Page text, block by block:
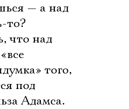
— а над
то?
что над
того,
под
Адамса.